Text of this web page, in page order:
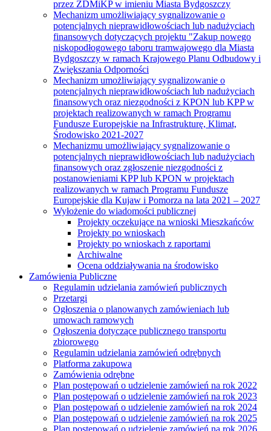
przez ZDMiKP w imieniu Miasta Bydgoszczy
Mechanizm umożliwiający sygnalizowanie o
potencjalnych nieprawidłowościach lub nadużyciach
finansowych dotyczących projektu "Zakup nowego
niskopodłogowego taboru tramwajowego dla Miasta
Bydgoszczy w ramach Krajowego Planu Odbudowy i
Zwiększania Odporności
Mechanizm umożliwiający sygnalizowanie o
potencjalnych nieprawidłowościach lub nadużyciach
finansowych oraz niezgodności z KPON lub KPP w
projektach realizowanych w ramach Programu
Fundusze Europejskie na Infrastrukturę, Klimat,
Środowisko 2021-2027
Mechanizmu umożliwiający sygnalizowanie o
potencjalnych nieprawidłowościach lub nadużyciach
finansowych oraz zgłoszenie niezgodności z
postanowieniami KPP lub KPON w projektach
realizowanych w ramach Programu Fundusze
Europejskie dla Kujaw i Pomorza na lata 2021 – 2027
Wyłożenie do wiadomości publicznej
Projekty oczekujące na wnioski Mieszkańców
Projekty po wnioskach
Projekty po wnioskach z raportami
Archiwalne
Ocena oddziaływania na środowisko
Zamówienia Publiczne
Regulamin udzielania zamówień publicznych
Przetargi
Ogłoszenia o planowanych zamówieniach lub
umowach ramowych
Ogłoszenia dotyczące publicznego transportu
zbiorowego
Regulamin udzielania zamówień odrębnych
Platforma zakupowa
Zamówienia odrębne
Plan postępowań o udzielenie zamówień na rok 2022
Plan postępowań o udzielenie zamówień na rok 2023
Plan postępowań o udzielenie zamówień na rok 2024
Plan postępowań o udzielenie zamówień na rok 2025
Plan postępowań o udzielenie zamówień na rok 2026